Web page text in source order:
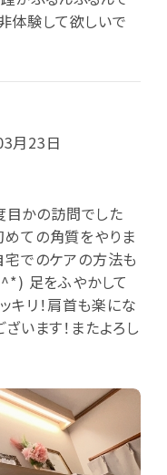
体験して欲しいで
月23日
目かの訪問でした
ての角質をやりま
宅でのケアの方法も
足をふやかして
キリ！肩首も楽にな
います！またよろし